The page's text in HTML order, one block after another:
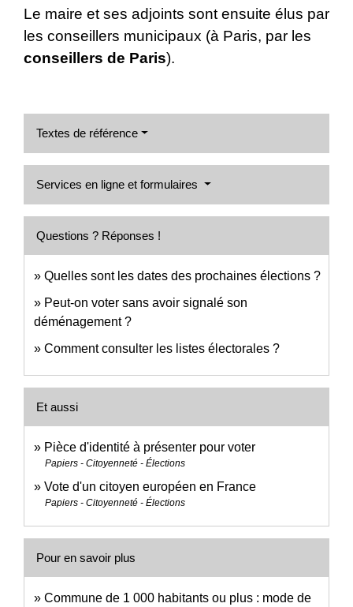
Le maire et ses adjoints sont ensuite élus par
les conseillers municipaux (à Paris, par les
conseillers de Paris).
Textes de référence
Services en ligne et formulaires
Questions ? Réponses !
Quelles sont les dates des prochaines élections ?
Peut-on voter sans avoir signalé son
déménagement ?
Comment consulter les listes électorales ?
Et aussi
Pièce d'identité à présenter pour voter
Papiers - Citoyenneté - Élections
Vote d'un citoyen européen en France
Papiers - Citoyenneté - Élections
Pour en savoir plus
Commune de 1 000 habitants ou plus : mode de